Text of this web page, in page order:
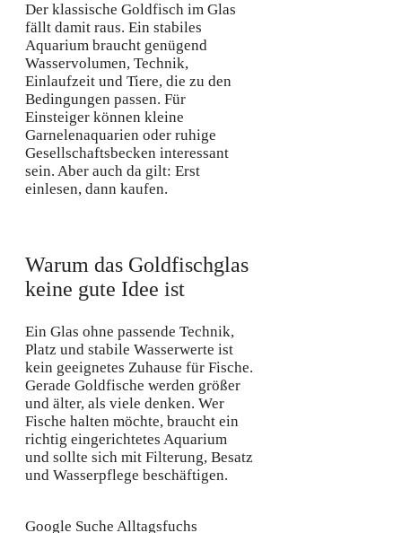
Der klassische Goldfisch im Glas
fällt damit raus. Ein stabiles
Aquarium braucht genügend
Wasservolumen, Technik,
Einlaufzeit und Tiere, die zu den
Bedingungen passen. Für
Einsteiger können kleine
Garnelenaquarien oder ruhige
Gesellschaftsbecken interessant
sein. Aber auch da gilt: Erst
einlesen, dann kaufen.
Warum das Goldfischglas
keine gute Idee ist
Ein Glas ohne passende Technik,
Platz und stabile Wasserwerte ist
kein geeignetes Zuhause für Fische.
Gerade Goldfische werden größer
und älter, als viele denken. Wer
Fische halten möchte, braucht ein
richtig eingerichtetes Aquarium
und sollte sich mit Filterung, Besatz
und Wasserpflege beschäftigen.
Google Suche Alltagsfuchs